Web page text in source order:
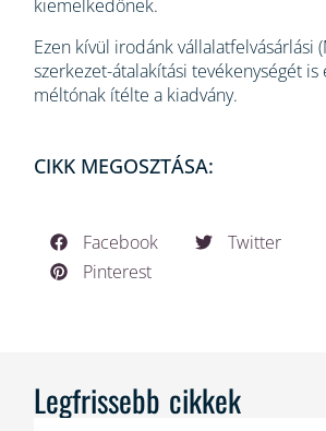
kiemelkedőnek.
Ezen kívül irodánk vállalatfelvásárlási
szerkezet-átalakítási tevékenységét
méltónak ítélte a kiadvány.
CIKK MEGOSZTÁSA:
Facebook
Twitter
Pinterest
Legfrissebb cikkek